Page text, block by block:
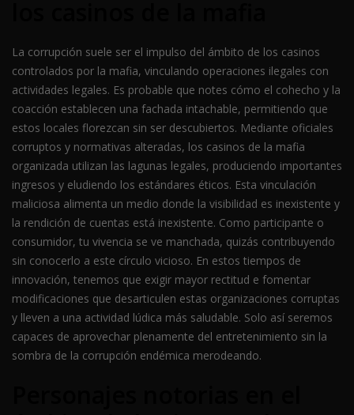
La corrupción suele ser el impulso del ámbito de los casinos
controlados por la mafia, vinculando operaciones ilegales con
actividades legales. Es probable que notes cómo el cohecho y la
coacción establecen una fachada intachable, permitiendo que
estos locales florezcan sin ser descubiertos. Mediante oficiales
corruptos y normativas alteradas, los casinos de la mafia
organizada utilizan las lagunas legales, produciendo importantes
ingresos y eludiendo los estándares éticos. Esta vinculación
maliciosa alimenta un medio donde la visibilidad es inexistente y
la rendición de cuentas está inexistente. Como participante o
consumidor, tu vivencia se ve manchada, quizás contribuyendo
sin conocerlo a este círculo vicioso. En estos tiempos de
innovación, tenemos que exigir mayor rectitud e fomentar
modificaciones que desarticulen estas organizaciones corruptas
y lleven a una actividad lúdica más saludable. Solo así seremos
capaces de aprovechar plenamente del entretenimiento sin la
sombra de la corrupción endémica merodeando.